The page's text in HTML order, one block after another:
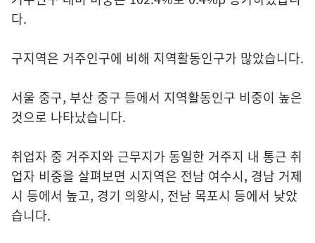
다.
구지역은 거주인구에 비해 지역활동인구가 많았습니다.
서울 중구, 부산 중구 등에서 지역활동인구 비중이 높은
것으로 나타났습니다.
취업자 중 거주지와 근무지가 동일한 거주지 내 통근 취
업자 비중을 살펴보면 시지역은 전남 여수시, 경남 거제
시 등에서 높고, 경기 의왕시, 전남 목포시 등에서 낮았
습니다.